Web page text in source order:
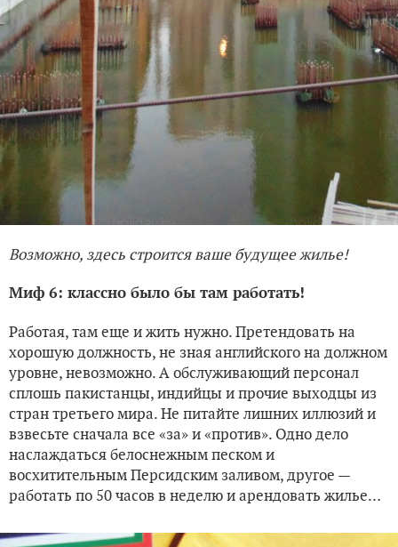
Возможно, здесь строится ваше будущее жилье!
Миф 6: классно было бы там работать!
Работая, там еще и жить нужно. Претендовать на
хорошую должность, не зная английского на должном
уровне, невозможно. А обслуживающий персонал
сплошь пакистанцы, индийцы и прочие выходцы из
стран третьего мира. Не питайте лишних иллюзий и
взвесьте сначала все «за» и «против». Одно дело
наслаждаться белоснежным песком и
восхитительным Персидским заливом, другое —
работать по 50 часов в неделю и арендовать жилье…